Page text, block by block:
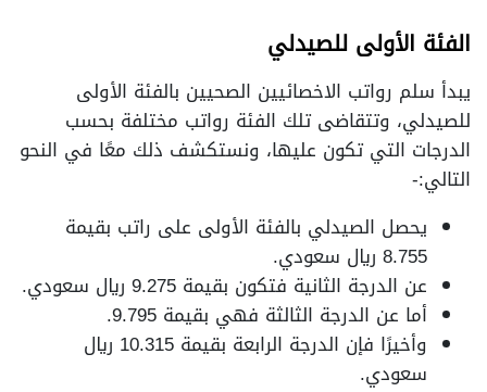
الفئة الأولى للصيدلي
يبدأ سلم رواتب الاخصائيين الصحيين بالفئة الأولى
للصيدلي، وتتقاضى تلك الفئة رواتب مختلفة بحسب
الدرجات التي تكون عليها، ونستكشف ذلك معًا في النحو
التالي:-
يحصل الصيدلي بالفئة الأولى على راتب بقيمة
8.755 ريال سعودي.
عن الدرجة الثانية فتكون بقيمة 9.275 ريال سعودي.
أما عن الدرجة الثالثة فهي بقيمة 9.795.
وأخيرًا فإن الدرجة الرابعة بقيمة 10.315 ريال
سعودي.